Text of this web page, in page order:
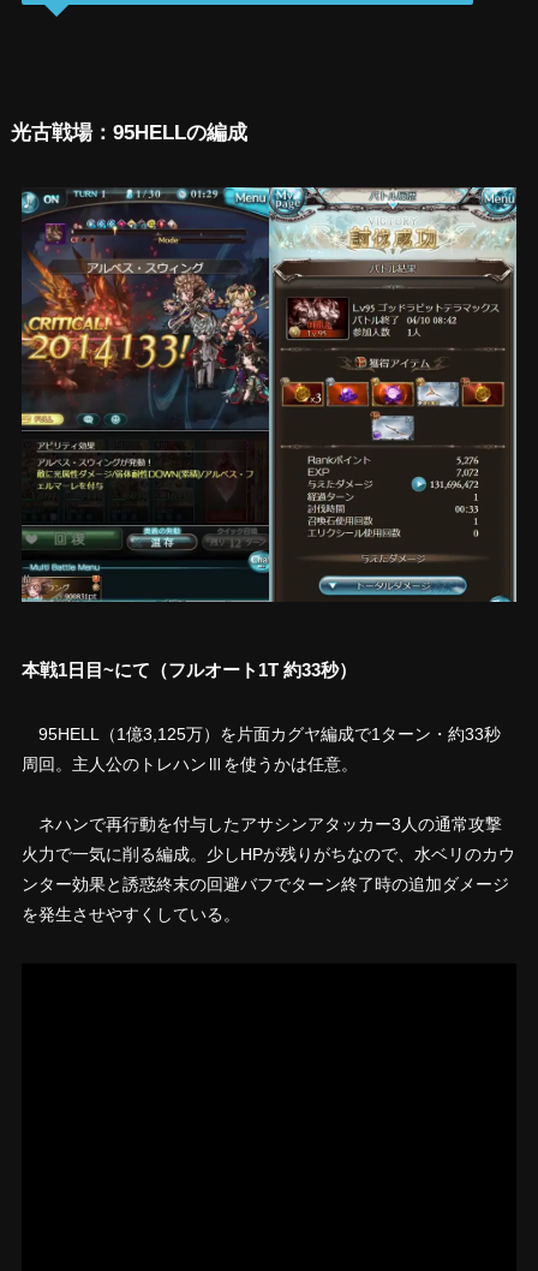
光古戦場：95HELLの編成
本戦1日目~にて（フルオート1T 約33秒）
95HELL（1億3,125万）を片面カグヤ編成で1ターン・約33秒
周回。主人公のトレハンⅢを使うかは任意。
ネハンで再行動を付与したアサシンアタッカー3人の通常攻撃
火力で一気に削る編成。少しHPが残りがちなので、水ベリのカウ
ンター効果と誘惑終末の回避バフでターン終了時の追加ダメージ
を発生させやすくしている。